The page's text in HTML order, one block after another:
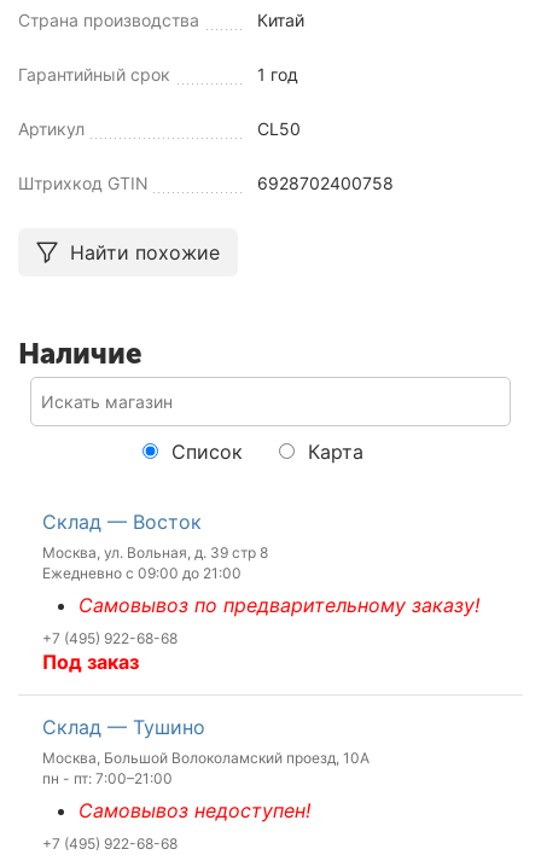
Страна производства Китай
Гарантийный срок 1 год
Артикул CL50
Штрихкод GTIN 6928702400758
Найти похожие
Наличие
Список Карта
Склад — Восток
Москва, ул. Вольная, д. 39 стр 8
Ежедневно с 09:00 до 21:00
Самовывоз по предварительному заказу!
+7 (495) 922-68-68
Под заказ
Склад — Тушино
Москва, Большой Волоколамский проезд, 10А
пн - пт: 7:00–21:00
Самовывоз недоступен!
+7 (495) 922-68-68